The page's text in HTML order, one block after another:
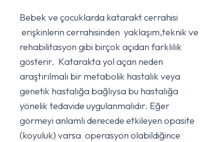
Bebek ve çocuklarda katarakt cerrahisi
erişkinlerin cerrahisinden yaklaşım,teknik ve
rehabilitasyon gibi birçok açıdan farklılık
gösterir. Katarakta yol açan neden
araştırılmalı bir metabolik hastalık veya
genetik hastalığa bağlıysa bu hastalığa
yönelik tedavide uygulanmalıdır. Eğer
görmeyi anlamlı derecede etkileyen opasite
(koyuluk) varsa operasyon olabildiğince